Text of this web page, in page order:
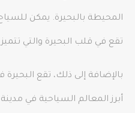
المحيطة بالبحيرة. يمكن للسياح
تقع في قلب البحيرة والتي
بالإضافة إلى ذلك، تقع
أبرز المعالم السياحية في